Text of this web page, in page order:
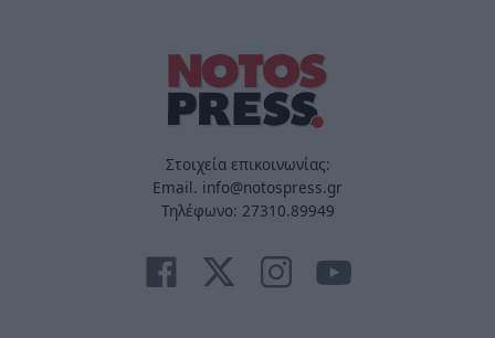
Στοιχεία επικοινωνίας:
Email. info@notospress.gr
Τηλέφωνο: 27310.89949